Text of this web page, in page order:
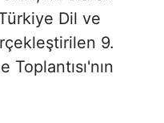
Dil ve
9.